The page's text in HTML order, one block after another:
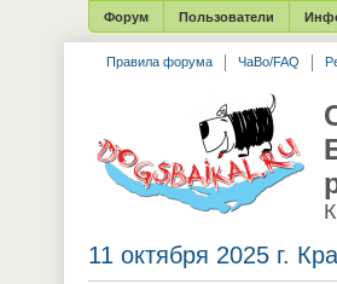
Форум Пользователи
Правила форума ЧаВо/FAQ
11 октября 2025 г.